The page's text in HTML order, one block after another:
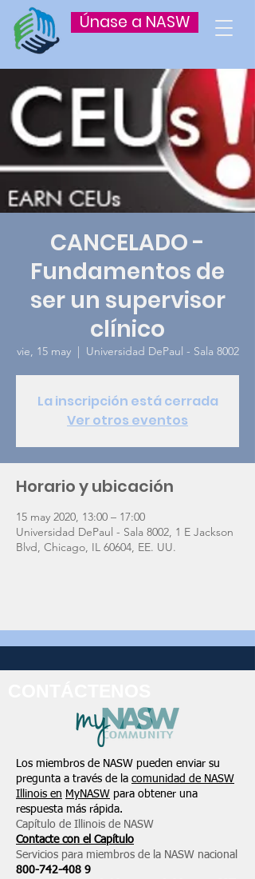
Únase a NASW
CANCELADO -
Fundamentos de
ser un supervisor
clínico
vie, 15 may
  |
Universidad DePaul - Sala 8002
La inscripción está cerrada
Ver otros eventos
Horario y ubicación
15 may 2020, 13:00 – 17:00
Universidad DePaul - Sala 8002, 1 E Jackson
Blvd, Chicago, IL 60604, EE. UU.
Los miembros de NASW pueden enviar su
pregunta a través de la comunidad de NASW
Illinois en MyNASW para obtener una
respuesta más rápida.
Capítulo de Illinois de NASW
Contacte con el Capítulo
Servicios para miembros de la NASW nacional
800-742-408 9